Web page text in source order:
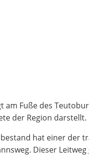
am Fuße des
der Region darstellt.
bestand hat einer der
Dieser